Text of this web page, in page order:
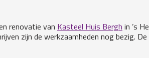
renovatie van Kasteel Huis Bergh in ’s
zijn de werkzaamheden nog bezig.